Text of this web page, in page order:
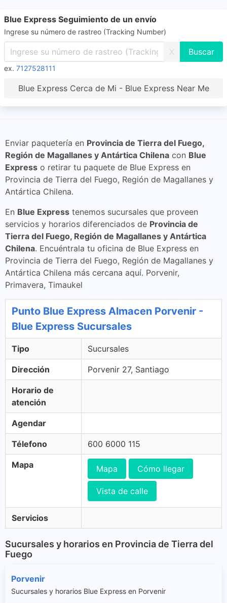
Blue Express Seguimiento de un envío
Ingrese su número de rastreo (Tracking Number)
X
ex. 7127528111
Blue Express Cerca de Mi - Blue Express Near Me
Enviar paquetería en Provincia de Tierra del Fuego,
Región de Magallanes y Antártica Chilena con Blue
Express o retirar tu paquete de Blue Express en
Provincia de Tierra del Fuego, Región de Magallanes y
Antártica Chilena.
En Blue Express tenemos sucursales que proveen
servicios y horarios diferenciados de Provincia de
Tierra del Fuego, Región de Magallanes y Antártica
Chilena. Encuéntrala tu oficina de Blue Express en
Provincia de Tierra del Fuego, Región de Magallanes y
Antártica Chilena más cercana aquí. Porvenir,
Primavera, Timaukel
Punto Blue Express Almacen Porvenir -
Blue Express Sucursales
Tipo Sucursales
Dirección Porvenir 27, Santiago
Horario de
atención
Agendar
Télefono 600 6000 115
Mapa Mapa Cómo llegar
Vista de calle
Servicios
Sucursales y horarios en Provincia de Tierra del
Fuego
Porvenir
Sucursales y horarios Blue Express en Porvenir